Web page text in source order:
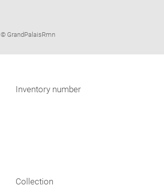
new
Image
© GrandPalaisRmn
Inventory number
Collection